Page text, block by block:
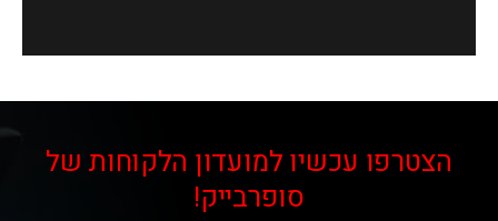
הצטרפו עכשיו למועדון הלקוחות של
סופרבייק!